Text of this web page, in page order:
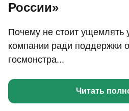
России»
Почему не стоит ущемлять
компании ради поддержки
госмонстра...
Читать